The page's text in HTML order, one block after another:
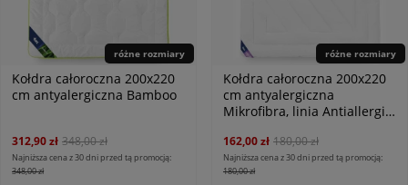
różne rozmiary
Kołdra całoroczna 200x220
cm antyalergiczna Bamboo
312,90 zł 348,00 zł
Najniższa cena z 30 dni przed tą promocją:
348,00 zł
różne rozmiary
Kołdra całoroczna 200x220
cm antyalergiczna
Mikrofibra, linia Antiallergic
162,00 zł 180,00 zł
Najniższa cena z 30 dni przed tą promocją:
180,00 zł